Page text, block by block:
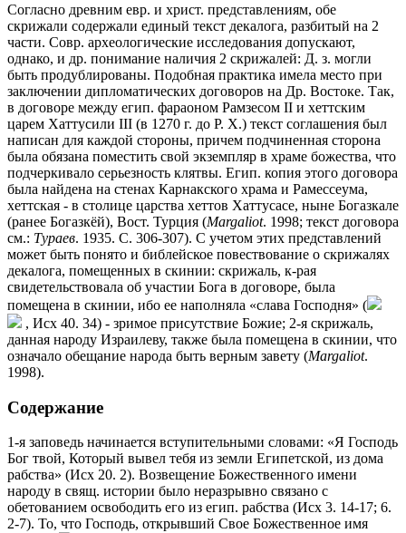
Согласно древним евр. и христ. представлениям, обе
скрижали содержали единый текст декалога, разбитый на 2
части. Совр. археологические исследования допускают,
однако, и др. понимание наличия 2 скрижалей: Д. з. могли
быть продублированы. Подобная практика имела место при
заключении дипломатических договоров на Др. Востоке. Так,
в договоре между егип. фараоном Рамзесом II и хеттским
царем Хаттусили III (в 1270 г. до Р. Х.) текст соглашения был
написан для каждой стороны, причем подчиненная сторона
была обязана поместить свой экземпляр в храме божества, что
подчеркивало серьезность клятвы. Егип. копия этого договора
была найдена на стенах Карнакского храма и Рамессеума,
хеттская - в столице царства хеттов Хаттусасе, ныне Богазкале
(ранее Богазкёй), Вост. Турция (Margaliot. 1998; текст договора
см.: Тураев. 1935. С. 306-307). С учетом этих представлений
может быть понято и библейское повествование о скрижалях
декалога, помещенных в скинии: скрижаль, к-рая
свидетельствовала об участии Бога в договоре, была
помещена в скинии, ибо ее наполняла «слава Господня» (
, Исх 40. 34) - зримое присутствие Божие; 2-я скрижаль,
данная народу Израилеву, также была помещена в скинии, что
означало обещание народа быть верным завету (Margaliot.
1998).
Содержание
1-я заповедь начинается вступительными словами: «Я Господь
Бог твой, Который вывел тебя из земли Египетской, из дома
рабства» (Исх 20. 2). Возвещение Божественного имени
народу в свящ. истории было неразрывно связано с
обетованием освободить его из егип. рабства (Исх 3. 14-17; 6.
2-7). То, что Господь, открывший Свое Божественное имя